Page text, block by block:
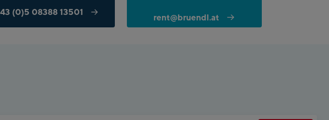
(0)5 08388 13501 rent@bruendl.at